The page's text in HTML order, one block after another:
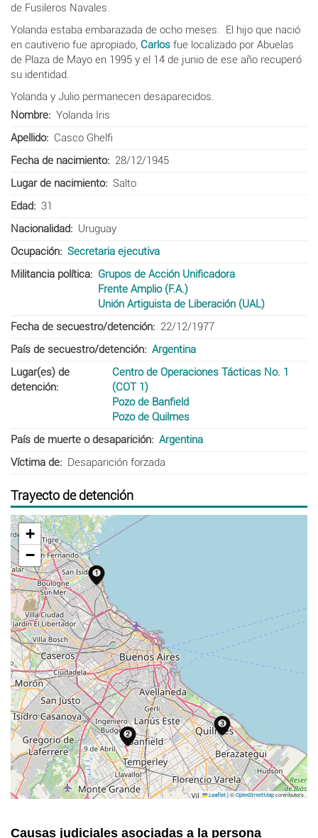
de Fusileros Navales.
Yolanda estaba embarazada de ocho meses. El hijo que nació
en cautiverio fue apropiado, Carlos fue localizado por Abuelas
de Plaza de Mayo en 1995 y el 14 de junio de ese año recuperó
su identidad.
Yolanda y Julio permanecen desaparecidos.
Nombre
Yolanda Iris
Apellido
Casco Ghelfi
Fecha de nacimiento
28/12/1945
Lugar de nacimiento
Salto
Edad
31
Nacionalidad
Uruguay
Ocupación
Secretaria ejecutiva
Militancia política
Grupos de Acción Unificadora
Frente Amplio (F.A.)
Unión Artiguista de Liberación (UAL)
Fecha de secuestro/detención
22/12/1977
País de secuestro/detención
Argentina
Lugar(es) de
detención
Centro de Operaciones Tácticas No. 1
(COT 1)
Pozo de Banfield
Pozo de Quilmes
País de muerte o desaparición
Argentina
Víctima de
Desaparición forzada
Trayecto de detención
+
−
Leaflet |©OpenStreetMapcontributors
Causas judiciales asociadas a la persona